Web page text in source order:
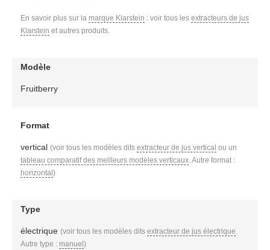
En savoir plus sur la marque Klarstein : voir tous les extracteurs de jus
Klarstein et autres produits.
Modèle
Fruitberry
Format
vertical (voir tous les modèles dits extracteur de jus vertical ou un
tableau comparatif des meilleurs modèles verticaux. Autre format :
horizontal )
Type
électrique (voir tous les modèles dits extracteur de jus électrique.
Autre type : manuel )